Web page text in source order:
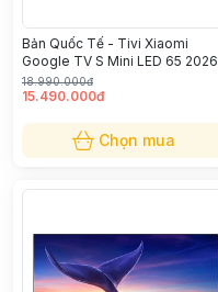
Bản Quốc Tế - Tivi Xiaomi
Google TV S Mini LED 65 2026
L65MC-SSEA
18.990.000đ
15.490.000đ
Chọn mua